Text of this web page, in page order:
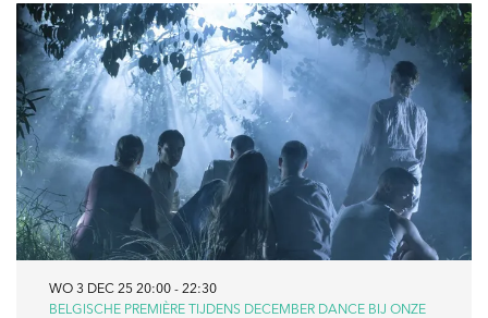
BELGISCHE PREMIÈRE TIJDENS DECEMBER DANCE BIJ ONZE
WO 3 DEC 25 20:00 - 22:30